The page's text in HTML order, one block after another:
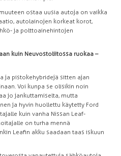
ostaa uusia autoja on vaikka
autolainojen korkeat korot,
ja polttoainehintojen
kuin Neuvostoliitossa ruokaa –
ja pistokehybridejä sitten ajan
Voi kunpa se olisikin noin
jo jankuttamiselta, mutta
ja hyvin huollettu käytetty Ford
kuin vanha Nissan Leaf-
on turha mennä
Leafin akku saadaan taas iskuun